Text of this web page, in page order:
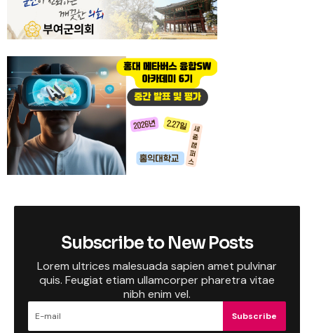
Subscribe to New Posts
Lorem ultrices malesuada sapien amet pulvinar
quis. Feugiat etiam ullamcorper pharetra vitae
nibh enim vel.
Subscribe